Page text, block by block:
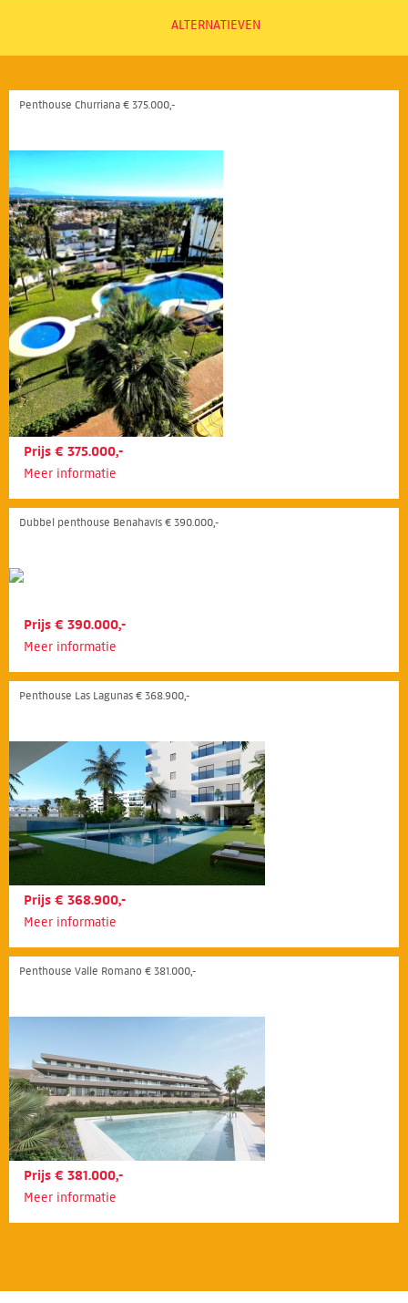
ALTERNATIEVEN
Penthouse Churriana € 375.000,-
Prijs € 375.000,-
Meer informatie
Dubbel penthouse Benahavís € 390.000,-
Prijs € 390.000,-
Meer informatie
Penthouse Las Lagunas € 368.900,-
Prijs € 368.900,-
Meer informatie
Penthouse Valle Romano € 381.000,-
Prijs € 381.000,-
Meer informatie